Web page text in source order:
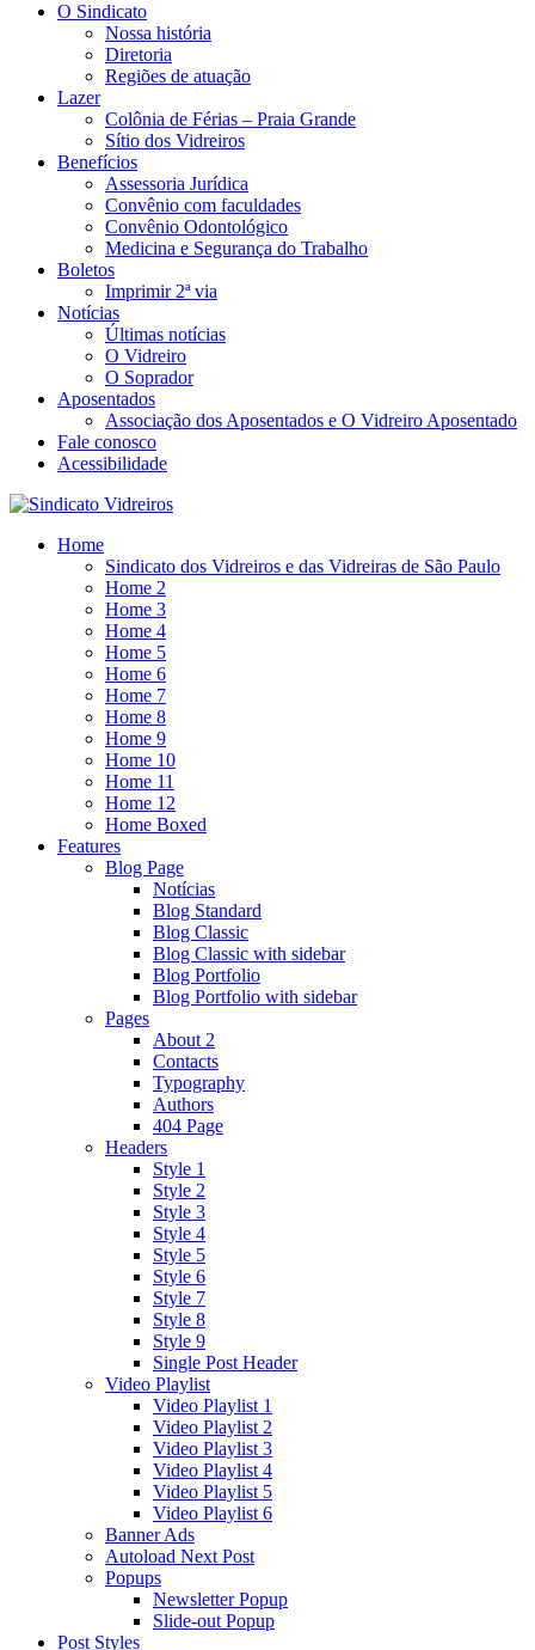
O Sindicato
Nossa história
Diretoria
Regiões de atuação
Lazer
Colônia de Férias – Praia Grande
Sítio dos Vidreiros
Benefícios
Assessoria Jurídica
Convênio com faculdades
Convênio Odontológico
Medicina e Segurança do Trabalho
Boletos
Imprimir 2ª via
Notícias
Últimas notícias
O Vidreiro
O Soprador
Aposentados
Associação dos Aposentados e O Vidreiro Aposentado
Fale conosco
Acessibilidade
Home
Sindicato dos Vidreiros e das Vidreiras de São Paulo
Home 2
Home 3
Home 4
Home 5
Home 6
Home 7
Home 8
Home 9
Home 10
Home 11
Home 12
Home Boxed
Features
Blog Page
Notícias
Blog Standard
Blog Classic
Blog Classic with sidebar
Blog Portfolio
Blog Portfolio with sidebar
Pages
About 2
Contacts
Typography
Authors
404 Page
Headers
Style 1
Style 2
Style 3
Style 4
Style 5
Style 6
Style 7
Style 8
Style 9
Single Post Header
Video Playlist
Video Playlist 1
Video Playlist 2
Video Playlist 3
Video Playlist 4
Video Playlist 5
Video Playlist 6
Banner Ads
Autoload Next Post
Popups
Newsletter Popup
Slide-out Popup
Post Styles